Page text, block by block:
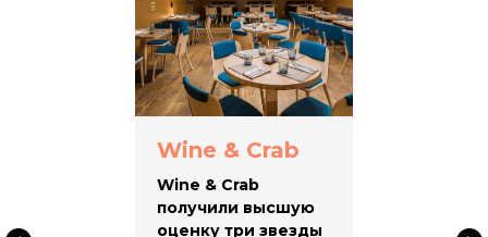
Wine & Crab
Wine & Crab
получили высшую
оценку три звезды